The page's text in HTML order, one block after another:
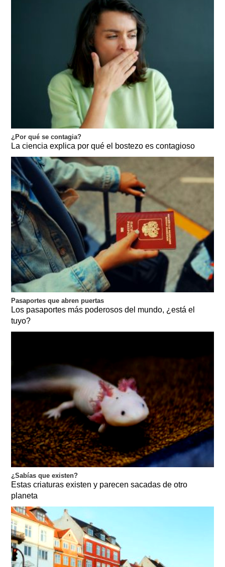
¿Por qué se contagia?
La ciencia explica por qué el bostezo es contagioso
Pasaportes que abren puertas
Los pasaportes más poderosos del mundo, ¿está el
tuyo?
¿Sabías que existen?
Estas criaturas existen y parecen sacadas de otro
planeta